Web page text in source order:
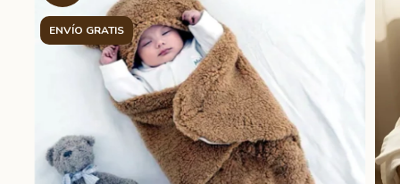
ENVÍO GRATIS